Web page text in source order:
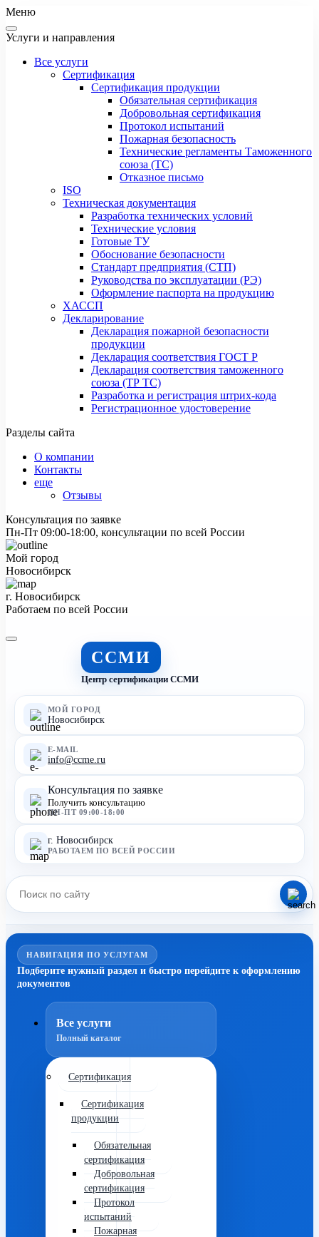
Меню
Услуги и направления
Все услуги
Сертификация
Сертификация продукции
Обязательная сертификация
Добровольная сертификация
Протокол испытаний
Пожарная безопасность
Технические регламенты Таможенного
союза (ТС)
Отказное письмо
ISO
Техническая документация
Разработка технических условий
Технические условия
Готовые ТУ
Обоснование безопасности
Стандарт предприятия (СТП)
Руководства по эксплуатации (РЭ)
Оформление паспорта на продукцию
ХАССП
Декларирование
Декларация пожарной безопасности
продукции
Декларация соответствия ГОСТ Р
Декларация соответствия таможенного
союза (ТР ТС)
Разработка и регистрация штрих-кода
Регистрационное удостоверение
Разделы сайта
О компании
Контакты
еще
Отзывы
Консультация по заявке
Пн-Пт 09:00-18:00, консультации по всей России
Мой город
Новосибирск
г. Новосибирск
Работаем по всей России
ССМИ
Центр сертификации ССМИ
МОЙ ГОРОД
Новосибирск
E-MAIL
info@ccme.ru
Консультация по заявке
Получить консультацию
ПН-ПТ 09:00-18:00
г. Новосибирск
РАБОТАЕМ ПО ВСЕЙ РОССИИ
НАВИГАЦИЯ ПО УСЛУГАМ
Подберите нужный раздел и быстро перейдите к оформлению
документов
Все услуги
Полный каталог
Сертификация
Сертификация
продукции
Обязательная
сертификация
Добровольная
сертификация
Протокол
испытаний
Пожарная